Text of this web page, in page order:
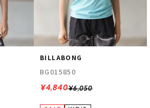
BILLABONG
BG015850
¥6,050
¥4,840